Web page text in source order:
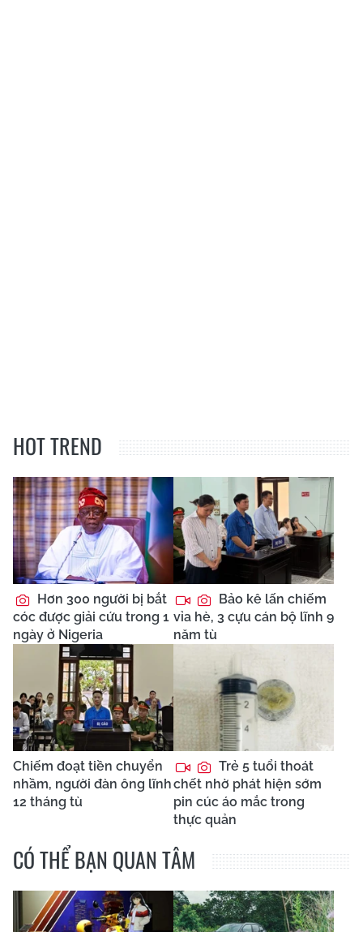
HOT TREND
Hơn 300 người bị bắt
cóc được giải cứu trong 1
ngày ở Nigeria
Bảo kê lấn chiếm
vỉa hè, 3 cựu cán bộ lĩnh 9
năm tù
Chiếm đoạt tiền chuyển
nhầm, người đàn ông lĩnh
12 tháng tù
Trẻ 5 tuổi thoát
chết nhờ phát hiện sớm
pin cúc áo mắc trong
thực quản
CÓ THỂ BẠN QUAN TÂM